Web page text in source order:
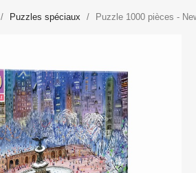
Puzzles spéciaux Puzzle 1000 pièces -